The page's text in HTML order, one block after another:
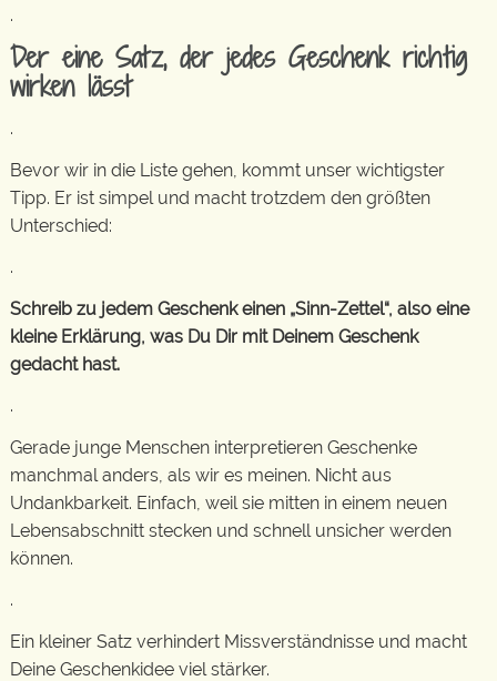
.
Der eine Satz, der jedes Geschenk richtig
wirken lässt
.
Bevor wir in die Liste gehen, kommt unser wichtigster
Tipp. Er ist simpel und macht trotzdem den größten
Unterschied:
.
Schreib zu jedem Geschenk einen „Sinn-Zettel“, also eine
kleine Erklärung, was Du Dir mit Deinem Geschenk
gedacht hast.
.
Gerade junge Menschen interpretieren Geschenke
manchmal anders, als wir es meinen. Nicht aus
Undankbarkeit. Einfach, weil sie mitten in einem neuen
Lebensabschnitt stecken und schnell unsicher werden
können.
.
Ein kleiner Satz verhindert Missverständnisse und macht
Deine Geschenkidee viel stärker.